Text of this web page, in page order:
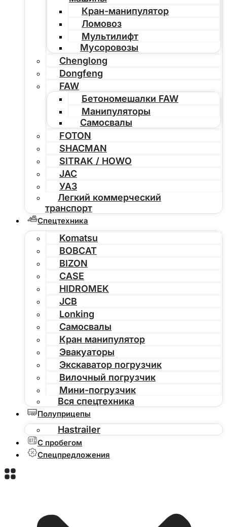
Кран-манипулятор
Ломовоз
Мультилифт
Мусоровозы
Chenglong
Dongfeng
FAW
Бетономешалки FAW
Манипуляторы
Самосвалы
FOTON
SHACMAN
SITRAK / HOWO
JAC
УАЗ
Легкий коммерческий
транспорт
Спецтехника
Komatsu
BOBCAT
BIZON
CASE
HIDROMEK
JCB
Lonking
Самосвалы
Кран манипулятор
Эвакуаторы
Экскаватор погрузчик
Вилочный погрузчик
Мини-погрузчик
Вся спецтехника
Полуприцепы
Hastrailer
С пробегом
Спецпредложения